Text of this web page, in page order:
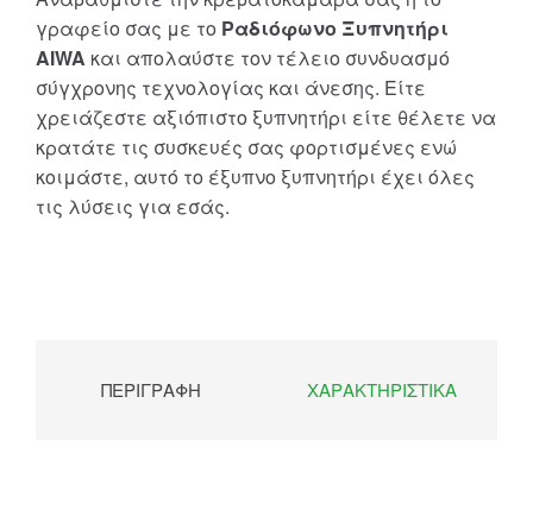
γραφείο σας με το Ραδιόφωνο Ξυπνητήρι
AIWA και απολαύστε τον τέλειο συνδυασμό
σύγχρονης τεχνολογίας και άνεσης. Είτε
χρειάζεστε αξιόπιστο ξυπνητήρι είτε θέλετε να
κρατάτε τις συσκευές σας φορτισμένες ενώ
κοιμάστε, αυτό το έξυπνο ξυπνητήρι έχει όλες
τις λύσεις για εσάς.
ΠΕΡΙΓΡΑΦΉ ΧΑΡΑΚΤΗΡΙΣΤΙΚΆ